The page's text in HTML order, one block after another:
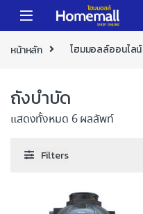
Skip to navigation
Skip to content
หน้าหลัก โฮมมอลล์ออนไลน์
ถังบำบัด
แสดงทั้งหมด 6 ผลลัพท์
Filters